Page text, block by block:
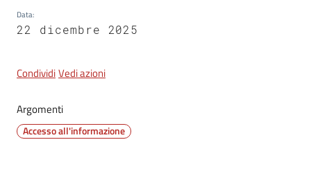
Tutti
gli
Seguici
su
Data:
22 dicembre 2025
CondividiVedi azioni
Argomenti
Accesso all'informazione